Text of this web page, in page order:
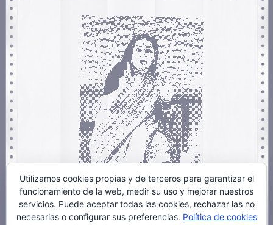
Utilizamos cookies propias y de terceros para garantizar el
funcionamiento de la web, medir su uso y mejorar nuestros
servicios. Puede aceptar todas las cookies, rechazar las no
necesarias o configurar sus preferencias. Política de cookies